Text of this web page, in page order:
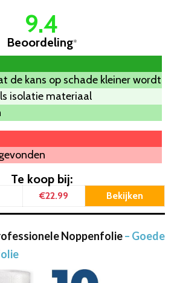
9.4
Beoordeling*
de kans op schade kleiner wordt
isolatie materiaal
Te koop bij:
€22.99 Bekijken
Noppenfolie– Goede